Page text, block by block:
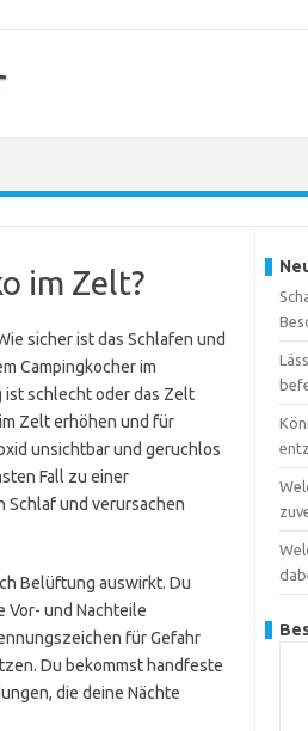
im Zelt?
sicher ist das Schlafen und
Campingkocher im
ist schlecht oder das Zelt
Zelt erhöhen und für
unsichtbar und geruchlos
Fall zu einer
Schlaf und verursachen
Belüftung auswirkt. Du
Vor- und Nachteile
für Gefahr
Du bekommst handfeste
die deine Nächte